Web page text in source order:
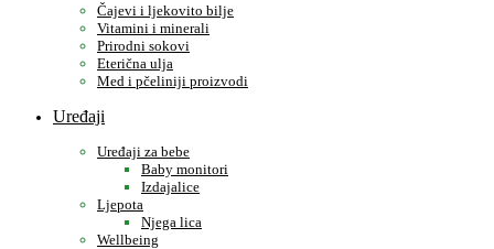
Čajevi i ljekovito bilje
Vitamini i minerali
Prirodni sokovi
Eterična ulja
Med i pčeliniji proizvodi
Uređaji
Uređaji za bebe
Baby monitori
Izdajalice
Ljepota
Njega lica
Wellbeing